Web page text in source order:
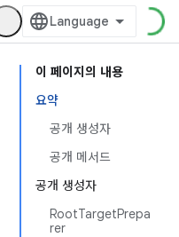
이 페이지의 내용
요약
공개 생성자
공개 메서드
공개 생성자
RootTargetPrepa
rer